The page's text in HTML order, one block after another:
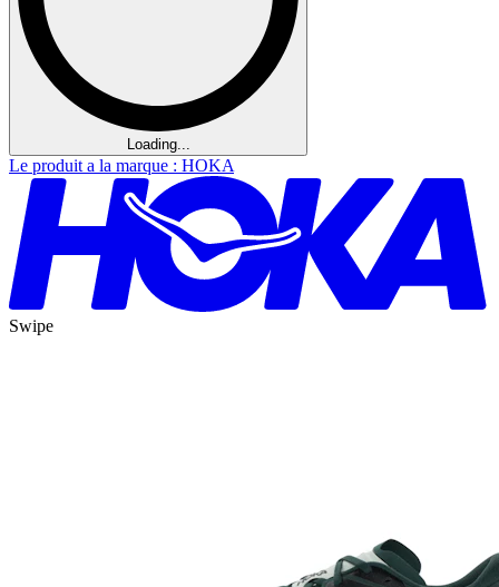
Loading...
Le produit a la marque : HOKA
Swipe